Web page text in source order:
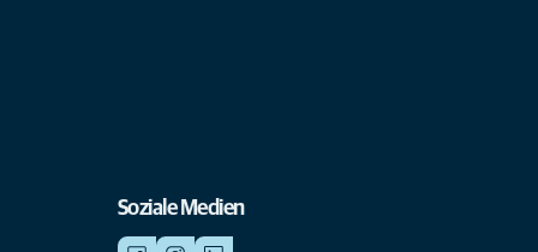
Soziale Medien